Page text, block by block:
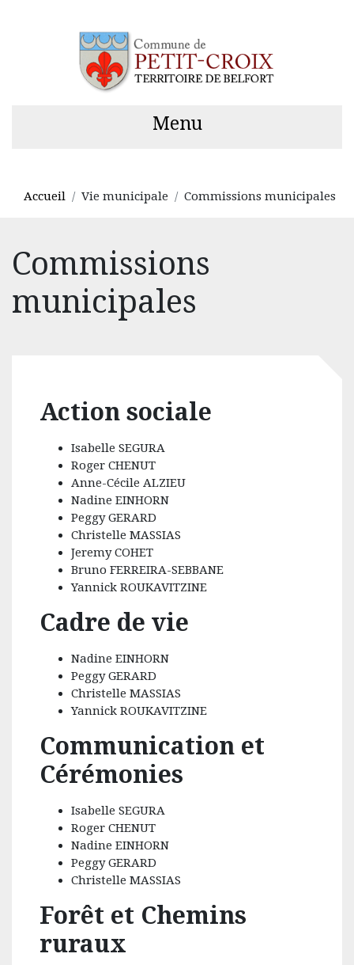
Menu
Accueil Vie municipale Commissions municipales
Commissions
municipales
Action sociale
Isabelle SEGURA
Roger CHENUT
Anne-Cécile ALZIEU
Nadine EINHORN
Peggy GERARD
Christelle MASSIAS
Jeremy COHET
Bruno FERREIRA-SEBBANE
Yannick ROUKAVITZINE
Cadre de vie
Nadine EINHORN
Peggy GERARD
Christelle MASSIAS
Yannick ROUKAVITZINE
Communication et
Cérémonies
Isabelle SEGURA
Roger CHENUT
Nadine EINHORN
Peggy GERARD
Christelle MASSIAS
Forêt et Chemins
ruraux